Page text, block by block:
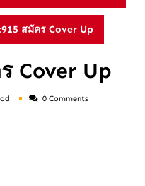
สมัคร Cover Up
Cover Up
0 Comments